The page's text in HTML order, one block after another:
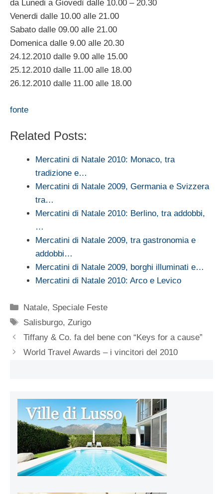
da Lunedi a Giovedì dalle 10.00 – 20.30
Venerdi dalle 10.00 alle 21.00
Sabato dalle 09.00 alle 21.00
Domenica dalle 9.00 alle 20.30
24.12.2010 dalle 9.00 alle 15.00
25.12.2010 dalle 11.00 alle 18.00
26.12.2010 dalle 11.00 alle 18.00
fonte
Related Posts:
Mercatini di Natale 2010: Monaco, tra
tradizione e…
Mercatini di Natale 2009, Germania e Svizzera
tra…
Mercatini di Natale 2010: Berlino, tra addobbi,
…
Mercatini di Natale 2009, tra gastronomia e
addobbi…
Mercatini di Natale 2009, borghi illuminati e…
Mercatini di Natale 2010: Arco e Levico
Categorie
Natale, Speciale Feste
Tag
Salisburgo,Zurigo
Tiffany & Co. fa del bene con “Keys for a cause”
World Travel Awards – i vincitori del 2010